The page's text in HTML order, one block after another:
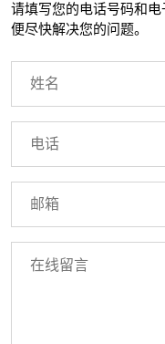
请填写您的电话号码和
便尽快解决您的问题。